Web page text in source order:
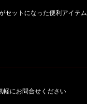
セットになった便利アイテム
軽にお問合せください